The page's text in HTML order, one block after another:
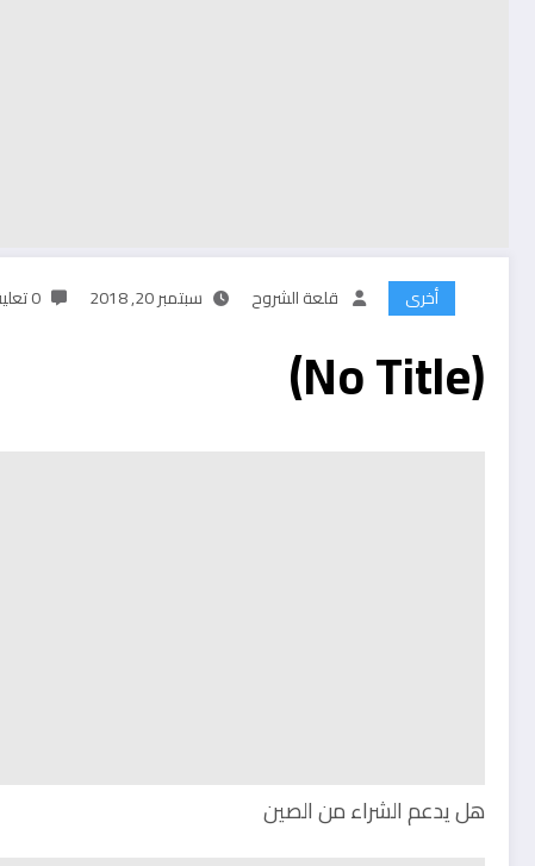
أخرى قلعة الشروح سبتمبر 20, 2018 0 تعليقات
(No Title)
هل يدعم الشراء من الصين